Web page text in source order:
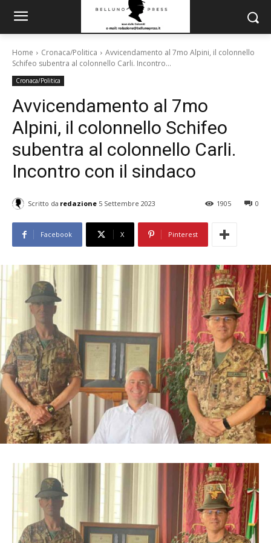
Home Cronaca/Politica
Avvicendamento al 7mo Alpini, il colonnello
Schifeo subentra al colonnello Carli. Incontro...
Cronaca/Politica
Avvicendamento al 7mo
Alpini, il colonnello Schifeo
subentra al colonnello Carli.
Incontro con il sindaco
Scritto da redazione 5 Settembre 2023 0
1905
Facebook X Pinterest